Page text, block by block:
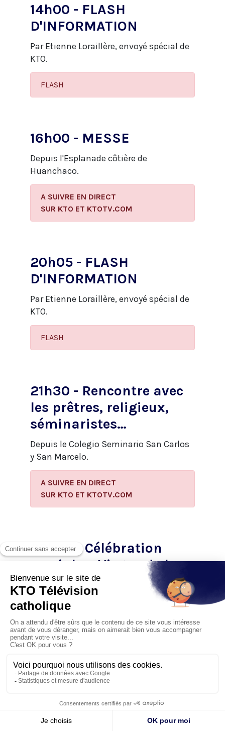
14h00 - FLASH
D'INFORMATION
Par Etienne Loraillère, envoyé spécial de
KTO.
FLASH
16h00 - MESSE
Depuis l'Esplanade côtière de
Huanchaco.
A SUIVRE EN DIRECT
​SUR KTO ET KTOTV.COM
20h05 - FLASH
D'INFORMATION
Par Etienne Loraillère, envoyé spécial de
KTO.
FLASH
21h30 - Rencontre avec
les prêtres, religieux,
séminaristes…
Depuis le Colegio Seminario San Carlos
y San Marcelo.
A SUIVRE EN DIRECT
​SUR KTO ET KTOTV.COM
22h45 - Célébration
mariale – Virgen de la
Puerta
Depuis la Plaza de Armas.
A SUIVRE EN DIRECT
​SUR KTO ET KTOTV.COM
Dimanche 21 Janvier 2018